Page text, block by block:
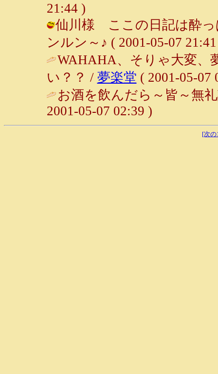
21:44 )
仙川様 ここの日記は酔っ
ンルン～♪ ( 2001-05-07
WAHAHA、そりゃ大変、
い？？ / 夢楽堂 ( 2001-05-07
お酒を飲んだら～皆～
2001-05-07 02:39 )
[次